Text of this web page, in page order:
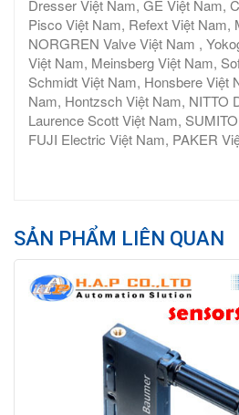
Dresser Việt Nam, GE Việt Nam,
Pisco Việt Nam, Refext Việt Nam,
NORGREN Valve Việt Nam ,
Việt Nam, Meinsberg Việt Nam,
Schmidt Việt Nam, Honsbere Việt
Nam, Hontzsch Việt Nam, NITTO
Laurence Scott Việt Nam,
FUJI Electric Việt Nam, PAKER
SẢN PHẨM LIÊN QUAN